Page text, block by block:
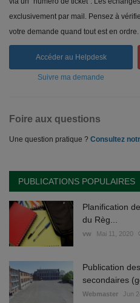
exclusivement par mail. Pensez à
votre demande quand tout est en ordre.
Accéder au Helpdesk
Suivre ma demande
Foire aux questions
Une question pratique ? Consultez
PUBLICATIONS POPULAIRES
Planification
du Règ...
vw Mai 11, 2020
Publication
secondaires
Webmaster Jun